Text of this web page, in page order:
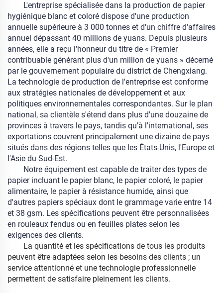
L'entreprise spécialisée dans la production de papier
hygiénique blanc et coloré dispose d'une production
annuelle supérieure à 3 000 tonnes et d'un chiffre d'affaires
annuel dépassant 40 millions de yuans. Depuis plusieurs
années, elle a reçu l'honneur du titre de « Premier
contribuable générant plus d'un million de yuans » décerné
par le gouvernement populaire du district de Chengxiang.
La technologie de production de l'entreprise est conforme
aux stratégies nationales de développement et aux
politiques environnementales correspondantes. Sur le plan
national, sa clientèle s'étend dans plus d'une douzaine de
provinces à travers le pays, tandis qu'à l'international, ses
exportations couvrent principalement une dizaine de pays
situés dans des régions telles que les États-Unis, l'Europe et
l'Asie du Sud-Est.
Notre équipement est capable de traiter des types de
papier incluant le papier blanc, le papier coloré, le papier
alimentaire, le papier à résistance humide, ainsi que
d'autres papiers spéciaux dont le grammage varie entre 14
et 38 gsm. Les spécifications peuvent être personnalisées
en rouleaux fendus ou en feuilles plates selon les
exigences des clients.
La quantité et les spécifications de tous les produits
peuvent être adaptées selon les besoins des clients ; un
service attentionné et une technologie professionnelle
permettent de satisfaire pleinement les clients.